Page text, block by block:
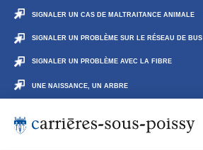
SIGNALER UN CAS DE MALTRAITANCE ANIMALE
SIGNALER UN PROBLÈME SUR LE RÉSEAU DE BUS
SIGNALER UN PROBLÈME AVEC LA FIBRE
UNE NAISSANCE, UN ARBRE